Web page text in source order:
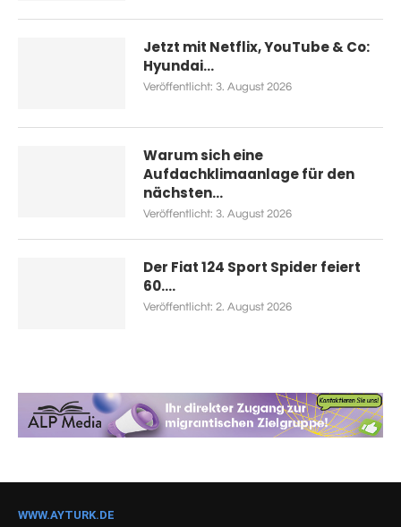
Jetzt mit Netflix, YouTube & Co:
Hyundai...
Veröffentlicht: 3. August 2026
Warum sich eine
Aufdachklimaanlage für den
nächsten...
Veröffentlicht: 3. August 2026
Der Fiat 124 Sport Spider feiert
60....
Veröffentlicht: 2. August 2026
WWW.AYTURK.DE